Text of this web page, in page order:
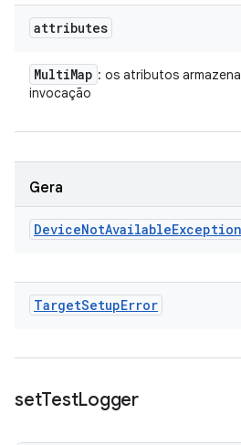
attributes
MultiMap : os atributos
invocação
Gera
DeviceNotAvailableException
TargetSetupError
setTestLogger